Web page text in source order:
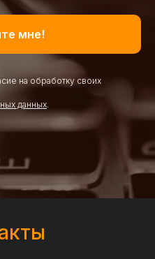
мне!
на обработку своих
данных